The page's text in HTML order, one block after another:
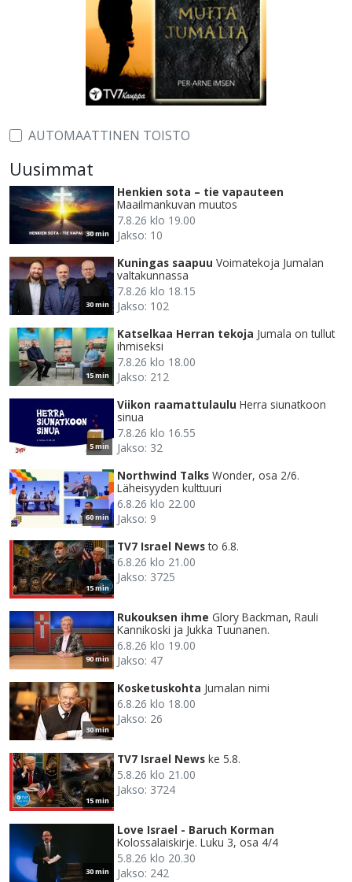
AUTOMAATTINEN TOISTO
Uusimmat
30 min
Henkien sota – tie vapauteen
Maailmankuvan muutos
7.8.26 klo 19.00
Jakso: 10
30 min
Kuningas saapuu Voimatekoja Jumalan
valtakunnassa
7.8.26 klo 18.15
Jakso: 102
15 min
Katselkaa Herran tekoja Jumala on tullut
ihmiseksi
7.8.26 klo 18.00
Jakso: 212
5 min
Viikon raamattulaulu Herra siunatkoon
sinua
7.8.26 klo 16.55
Jakso: 32
60 min
Northwind Talks Wonder, osa 2/6.
Läheisyyden kulttuuri
6.8.26 klo 22.00
Jakso: 9
15 min
TV7 Israel News to 6.8.
6.8.26 klo 21.00
Jakso: 3725
90 min
Rukouksen ihme Glory Backman, Rauli
Kannikoski ja Jukka Tuunanen.
6.8.26 klo 19.00
Jakso: 47
30 min
Kosketuskohta Jumalan nimi
6.8.26 klo 18.00
Jakso: 26
15 min
TV7 Israel News ke 5.8.
5.8.26 klo 21.00
Jakso: 3724
30 min
Love Israel - Baruch Korman
Kolossalaiskirje. Luku 3, osa 4/4
5.8.26 klo 20.30
Jakso: 242